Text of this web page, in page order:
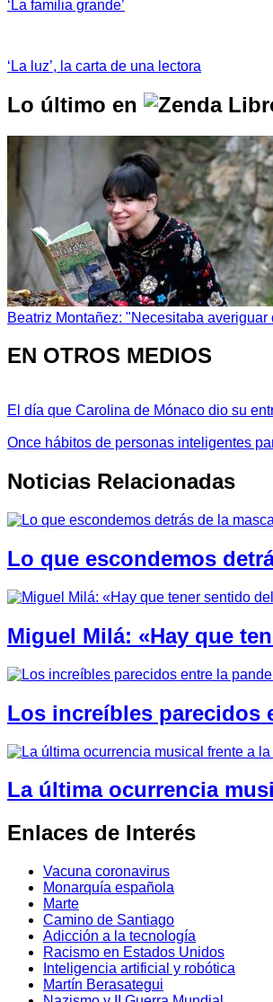
‘La familia grande’
‘La luz’, la carta de una lectora
Lo último en
Beatriz Montañez: "Necesitaba averiguar
EN OTROS MEDIOS
El día que Carolina de Mónaco dio su
Once hábitos de personas inteligentes
Noticias Relacionadas
Lo que escondemos
Miguel Milá: «Hay que
Los increíbles parecidos
La última ocurrencia
Enlaces de Interés
Vacuna coronavirus
Monarquía española
Marte
Camino de Santiago
Adicción a la tecnología
Racismo en Estados Unidos
Inteligencia artificial y robótica
Martín Berasategui